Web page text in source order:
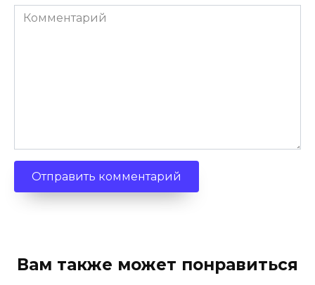
Комментарий
Вам также может понравиться